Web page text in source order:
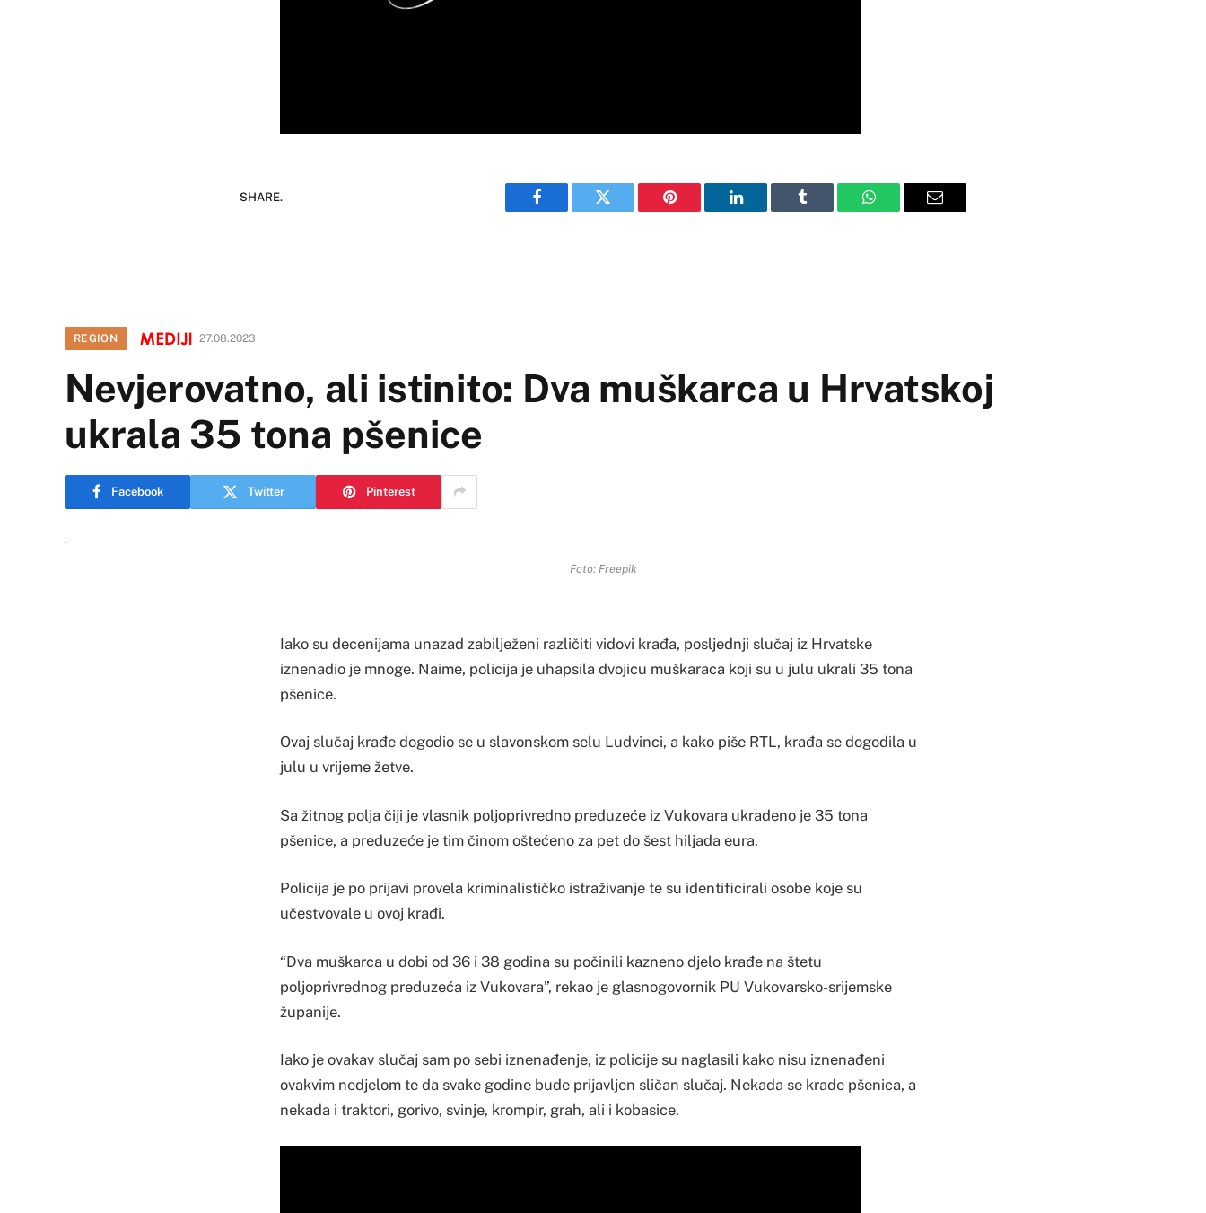
SHARE.
Facebook Twitter Pinterest LinkedIn Tumblr WhatsAppEmail
REGION 27.08.2023
Nevjerovatno, ali istinito: Dva muškarca u Hrvatskoj
ukrala 35 tona pšenice
Facebook Twitter Pinterest
Foto: Freepik
Iako su decenijama unazad zabilježeni različiti vidovi krađa, posljednji slučaj iz Hrvatske
iznenadio je mnoge. Naime, policija je uhapsila dvojicu muškaraca koji su u julu ukrali 35 tona
pšenice.
Ovaj slučaj krađe dogodio se u slavonskom selu Ludvinci, a kako piše RTL, krađa se dogodila u
julu u vrijeme žetve.
Sa žitnog polja čiji je vlasnik poljoprivredno preduzeće iz Vukovara ukradeno je 35 tona
pšenice, a preduzeće je tim činom oštećeno za pet do šest hiljada eura.
Policija je po prijavi provela kriminalističko istraživanje te su identificirali osobe koje su
učestvovale u ovoj krađi.
“Dva muškarca u dobi od 36 i 38 godina su počinili kazneno djelo krađe na štetu
poljoprivrednog preduzeća iz Vukovara”, rekao je glasnogovornik PU Vukovarsko-srijemske
županije.
Iako je ovakav slučaj sam po sebi iznenađenje, iz policije su naglasili kako nisu iznenađeni
ovakvim nedjelom te da svake godine bude prijavljen sličan slučaj. Nekada se krade pšenica, a
nekada i traktori, gorivo, svinje, krompir, grah, ali i kobasice.